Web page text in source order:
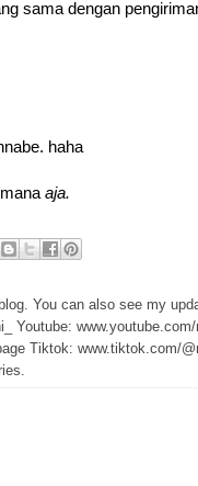
sama dengan
haha
aja.
You can also see my
Youtube:
Tiktok: www.tiktok.com/